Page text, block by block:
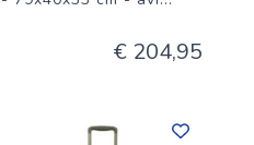
€ 204,95